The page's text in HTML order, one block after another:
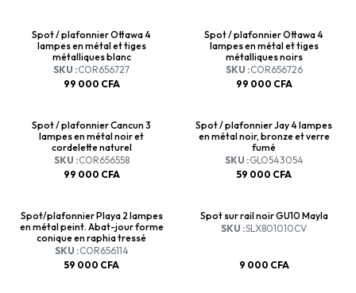
Spot / plafonnier Ottawa 4
lampes en métal et tiges
métalliques blanc
SKU :COR656727
99 000 CFA
Spot / plafonnier Ottawa 4
lampes en métal et tiges
métalliques noirs
SKU :COR656726
99 000 CFA
Spot / plafonnier Cancun 3
lampes en métal noir et
cordelette naturel
SKU :COR656558
99 000 CFA
Spot / plafonnier Jay 4 lampes
en métal noir, bronze et verre
fumé
SKU :GLO543054
59 000 CFA
Spot/plafonnier Playa 2 lampes
en métal peint. Abat-jour forme
conique en raphia tressé
SKU :COR656114
59 000 CFA
Spot sur rail noir GU10 Mayla
SKU :SLX801010CV
9 000 CFA